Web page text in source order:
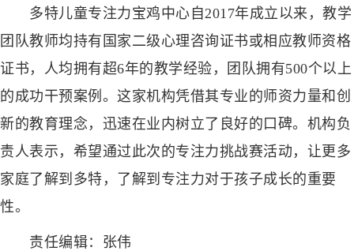
多特儿童专注力宝鸡中心自2017年成立以来，教学
团队教师均持有国家二级心理咨询证书或相应教师资格
证书，人均拥有超6年的教学经验，团队拥有500个以上
的成功干预案例。这家机构凭借其专业的师资力量和创
新的教育理念，迅速在业内树立了良好的口碑。机构负
责人表示，希望通过此次的专注力挑战赛活动，让更多
家庭了解到多特，了解到专注力对于孩子成长的重要
性。
责任编辑：张伟